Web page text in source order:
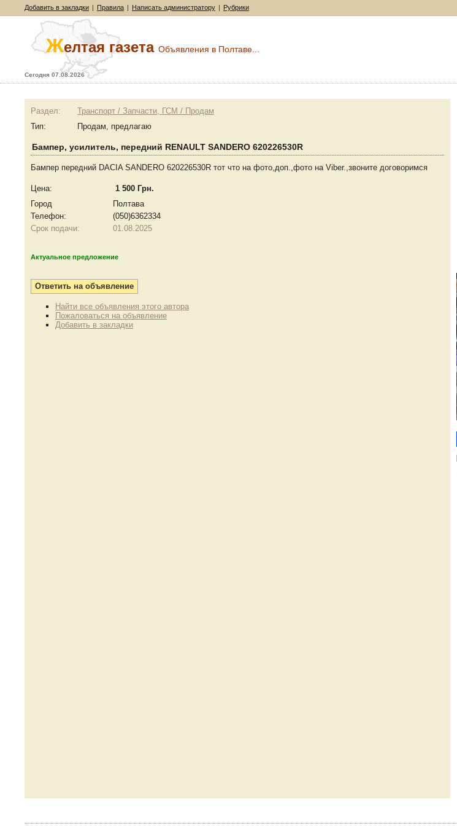
Добавить в закладки | Правила | Написать администратору | Рубрики
Желтая газета Объявления в Полтаве...
Сегодня 07.08.2026
Раздел:
Транспорт / Запчасти, ГСМ / Продам
Тип:
Продам, предлагаю
Бампер, усилитель, передний RENAULT SANDERO 620226530R
Бампер передний DACIA SANDERO 620226530R тот что на фото,доп.,фото на Viber.,звоните договоримся
Цена:
1 500 Грн.
Город
Полтава
Телефон:
(050)6362334
Срок подачи:
01.08.2025
Актуальное предложение
Найти все объявления этого автора
Пожаловаться на объявление
Добавить в закладки